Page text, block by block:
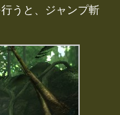
うと、ジャンプ斬